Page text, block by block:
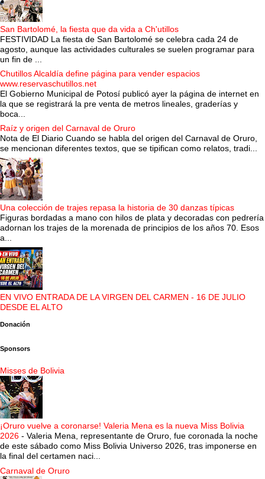
San Bartolomé, la fiesta que da vida a Ch'utillos
FESTIVIDAD La fiesta de San Bartolomé se celebra cada 24 de
agosto, aunque las actividades culturales se suelen programar para
un fin de ...
Chutillos Alcaldía define página para vender espacios
www.reservaschutillos.net
El Gobierno Municipal de Potosí publicó ayer la página de internet en
la que se registrará la pre venta de metros lineales, graderías y
boca...
Raíz y origen del Carnaval de Oruro
Nota de El Diario Cuando se habla del origen del Carnaval de Oruro,
se mencionan diferentes textos, que se tipifican como relatos, tradi...
Una colección de trajes repasa la historia de 30 danzas típicas
Figuras bordadas a mano con hilos de plata y decoradas con pedrería
adornan los trajes de la morenada de principios de los años 70. Esos
a...
EN VIVO ENTRADA DE LA VIRGEN DEL CARMEN - 16 DE JULIO
DESDE EL ALTO
Donación
Sponsors
Misses de Bolivia
¡Oruro vuelve a coronarse! Valeria Mena es la nueva Miss Bolivia
2026 - Valeria Mena, representante de Oruro, fue coronada la noche
de este sábado como Miss Bolivia Universo 2026, tras imponerse en
la final del certamen naci...
Carnaval de Oruro